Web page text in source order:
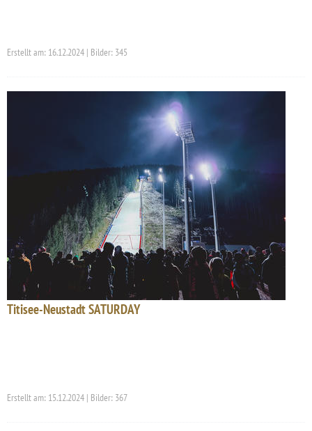
Erstellt am: 16.12.2024 | Bilder: 345
Titisee-Neustadt SATURDAY
Erstellt am: 15.12.2024 | Bilder: 367